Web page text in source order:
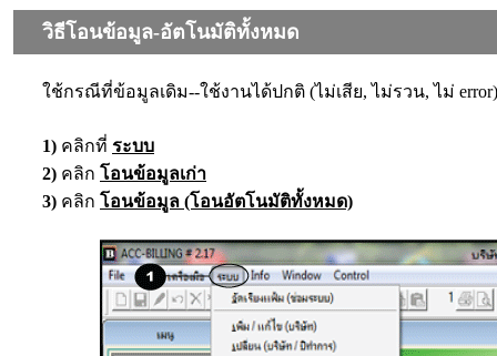
วิธีโอนข้อมูล-อัตโนมัติทั้งหมด
ใช้กรณีที่ข้อมูลเดิม--ใช้งานได้ปกติ (ไม่เสีย, ไม่รวน, ไม่
1) คลิกที่ ระบบ
2) คลิก โอนข้อมูลเก่า
3) คลิก โอนข้อมูล (โอนอัตโนมัติทั้งหมด)